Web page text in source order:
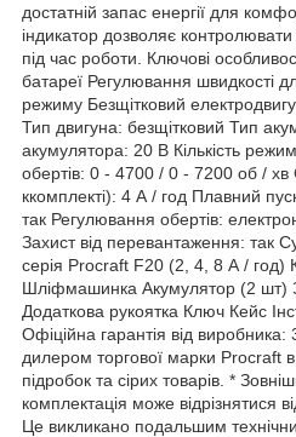
достатній запас енергії для
індикатор дозволяє
під час роботи. Ключові
батареї Регулювання швидкості
режиму Безщітковий
Тип двигуна: безщітковий Тип
акумулятора: 20 В Кількість
обертів: 0 - 4700 / 0 - 7200 об / хв
ккомплекті): 4 А / год Плавний
так Регулювання обертів:
Захист від перевантаження: так
серія Procraft F20 (2, 4, 8 А / год)
Шліфмашинка Акумулятор (2 шт)
Додаткова рукоятка Ключ Кейс
Офіційна гарантія від
дилером торгової марки Procraft в
підробок та сірих товарів. *
комплектація може відрізнятися
Це викликано подальшим